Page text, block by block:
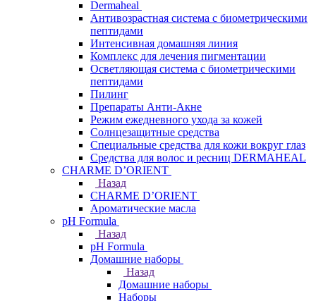
Dermaheal
Антивозрастная система с биометрическими
пептидами
Интенсивная домашняя линия
Комплекс для лечения пигментации
Осветляющая система с биометрическими
пептидами
Пилинг
Препараты Анти-Акне
Режим ежедневного ухода за кожей
Солнцезащитные средства
Специальные средства для кожи вокруг глаз
Средства для волос и ресниц DERMAHEAL
CHARME D’ORIENT
Назад
CHARME D’ORIENT
Ароматические масла
pH Formula
Назад
pH Formula
Домашние наборы
Назад
Домашние наборы
Наборы